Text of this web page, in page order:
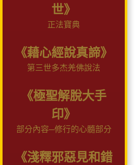
世》
正法寶典
《藉心經說真諦》
第三世多杰羌佛說法
《極聖解脫大手
印》
部分內容─修行的心髓部分
《淺釋邪惡見和錯